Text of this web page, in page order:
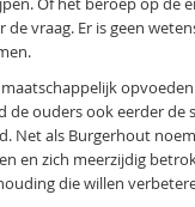
vraag. Er is geen
de ouders ook eerder
Net als Burgerhout
en zich meerzijdig
die willen